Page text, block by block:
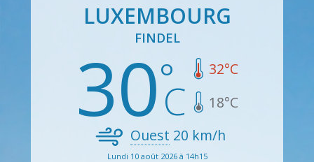
LUXEMBOURG
FINDEL
30 32°C
18°C
Ouest 20 km/h
Lundi 10 août 2026 à 14h15